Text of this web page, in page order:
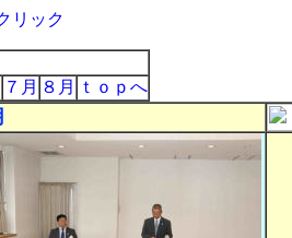
リック
７月 ８月 ｔｏｐへ